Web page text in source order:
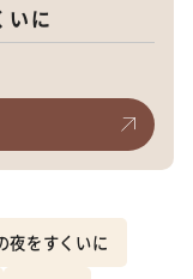
いに
をすくいに